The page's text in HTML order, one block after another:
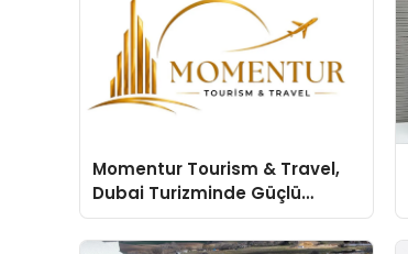
Momentur Tourism & Travel,
Dubai Turizminde Güçlü
Operasyon Ağıyla Fark
Yaratıyor